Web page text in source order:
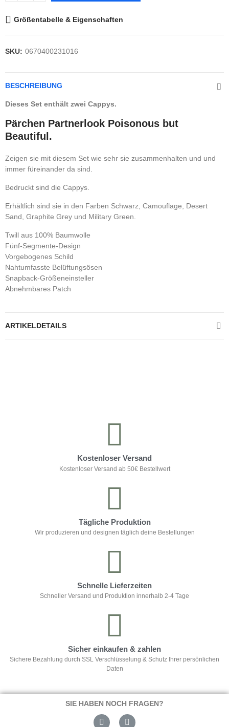
Größentabelle & Eigenschaften
SKU: 0670400231016
BESCHREIBUNG
Dieses Set enthält zwei Cappys.
Pärchen Partnerlook Poisonous but
Beautiful.
Zeigen sie mit diesem Set wie sehr sie zusammenhalten und und
immer füreinander da sind.
Bedruckt sind die Cappys.
Erhältlich sind sie in den Farben Schwarz, Camouflage, Desert
Sand, Graphite Grey und Military Green.
Twill aus 100% Baumwolle
Fünf-Segmente-Design
Vorgebogenes Schild
Nahtumfasste Belüftungsösen
Snapback-Größeneinsteller
Abnehmbares Patch
ARTIKELDETAILS
Kostenloser Versand
Kostenloser Versand ab 50€ Bestellwert
Tägliche Produktion
Wir produzieren und designen täglich deine Bestellungen
Schnelle Lieferzeiten
Schneller Versand und Produktion innerhalb 2-4 Tage
Sicher einkaufen & zahlen
Sichere Bezahlung durch SSL Verschlüsselung & Schutz Ihrer persönlichen
Daten
SIE HABEN NOCH FRAGEN?